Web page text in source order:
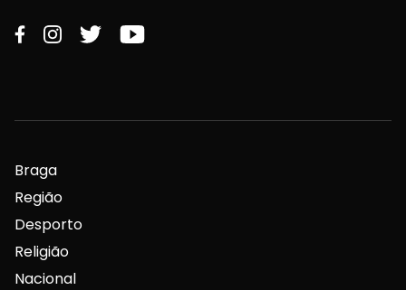
Braga
Região
Desporto
Religião
Nacional